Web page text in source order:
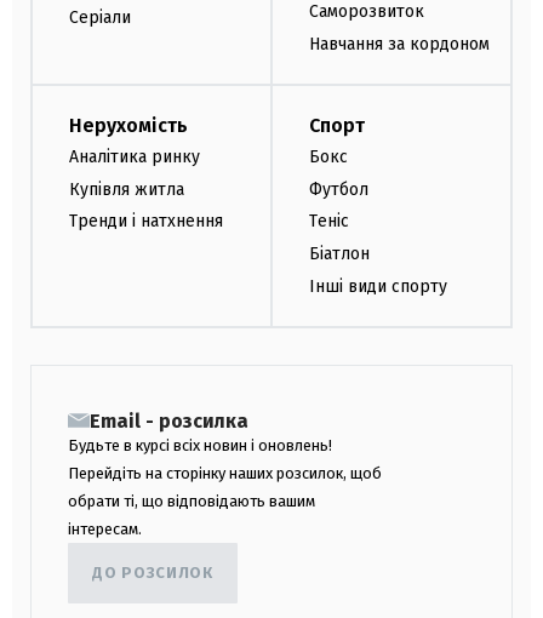
Серіали
Саморозвиток
Навчання за кордоном
Нерухомість
Аналітика ринку
Купівля житла
Тренди і натхнення
Спорт
Бокс
Футбол
Теніс
Біатлон
Інші види спорту
Email - розсилка
Будьте в курсі всіх новин і оновлень!
Перейдіть на сторінку наших розсилок, щоб
обрати ті, що відповідають вашим
інтересам.
ДО РОЗСИЛОК